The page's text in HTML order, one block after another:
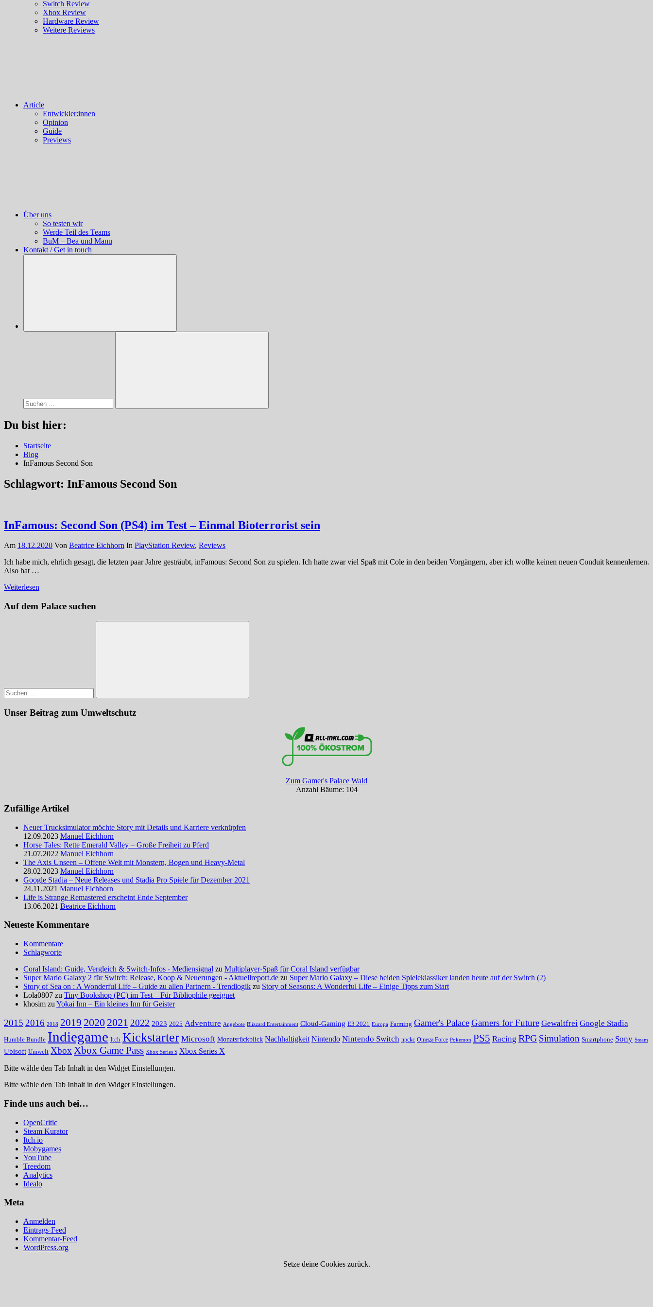
Switch Review
Xbox Review
Hardware Review
Weitere Reviews
Article
Entwickler:innen
Opinion
Guide
Previews
Über uns
So testen wir
Werde Teil des Teams
BuM – Bea und Manu
Kontakt / Get in touch
Suchen
Du bist hier:
Startseite
Blog
InFamous Second Son
Schlagwort: InFamous Second Son
InFamous: Second Son (PS4) im Test – Einmal Bioterrorist sein
Am 18.12.2020 Von Beatrice Eichhorn In PlayStation Review, Reviews
Ich habe mich, ehrlich gesagt, die letzten paar Jahre gesträubt, inFamous: Second Son zu spielen. Ich hatte zwar viel Spaß mit Cole in den beiden Vorgängern, aber ich wollte keinen neuen Conduit kennenlernen.
Also hat …
Weiterlesen
Auf dem Palace suchen
Suchen
Unser Beitrag zum Umweltschutz
Zum Gamer's Palace Wald
Anzahl Bäume: 104
Zufällige Artikel
Neuer Trucksimulator möchte Story mit Details und Karriere verknüpfen
12.09.2023 Manuel Eichhorn
Horse Tales: Rette Emerald Valley – Große Freiheit zu Pferd
21.07.2022 Manuel Eichhorn
The Axis Unseen – Offene Welt mit Monstern, Bogen und Heavy-Metal
28.02.2023 Manuel Eichhorn
Google Stadia – Neue Releases und Stadia Pro Spiele für Dezember 2021
24.11.2021 Manuel Eichhorn
Life is Strange Remastered erscheint Ende September
13.06.2021 Beatrice Eichhorn
Neueste Kommentare
Kommentare
Schlagworte
Coral Island: Guide, Vergleich & Switch-Infos - Mediensignal zu Multiplayer-Spaß für Coral Island verfügbar
Super Mario Galaxy 2 für Switch: Release, Koop & Neuerungen - Aktuellreport.de zu Super Mario Galaxy – Diese beiden Spieleklassiker landen heute auf der Switch (2)
Story of Sea on : A Wonderful Life – Guide zu allen Partnern - Trendlogik zu Story of Seasons: A Wonderful Life – Einige Tipps zum Start
Lola0807 zu Tiny Bookshop (PC) im Test – Für Bibliophile geeignet
khosim zu Yokai Inn – Ein kleines Inn für Geister
2015 2016 2018 2019 2020 2021 2022 2023 2025 Adventure Angebote Blizzard Entertainment Cloud-Gaming E3 2021 Europa Farming Gamer's PalaceGamers for Future Gewaltfrei Google Stadia
Humble Bundle Indiegame Itch Kickstarter Microsoft Monatsrückblick Nachhaltigkeit Nintendo Nintendo Switch npckc Omega Force Pokemon PS5 Racing RPG Simulation Smartphone Sony Steam
Ubisoft Umwelt Xbox Xbox Game Pass Xbox Series S Xbox Series X
Bitte wähle den Tab Inhalt in den Widget Einstellungen.
Bitte wähle den Tab Inhalt in den Widget Einstellungen.
Finde uns auch bei…
OpenCritic
Steam Kurator
Itch.io
Mobygames
YouTube
Treedom
Analytics
Idealo
Meta
Anmelden
Eintrags-Feed
Kommentar-Feed
WordPress.org
Setze deine Cookies zurück.